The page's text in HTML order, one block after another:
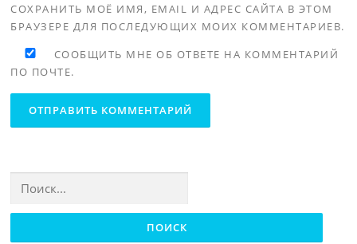
СОХРАНИТЬ МОЁ ИМЯ, EMAIL И АДРЕС САЙТА В ЭТОМ
БРАУЗЕРЕ ДЛЯ ПОСЛЕДУЮЩИХ МОИХ КОММЕНТАРИЕВ.
СООБЩИТЬ МНЕ ОБ ОТВЕТЕ НА КОММЕНТАРИЙ
ПО ПОЧТЕ.